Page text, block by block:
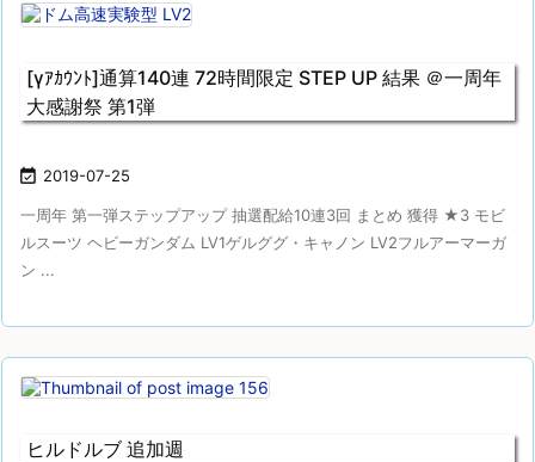
[γｱｶｳﾝﾄ]通算140連 72時間限定 STEP UP 結果 ＠一周年
大感謝祭 第1弾
 2019-07-25
一周年 第一弾ステップアップ 抽選配給10連3回 まとめ 獲得 ★3 モビ
ルスーツ ヘビーガンダム LV1ゲルググ・キャノン LV2フルアーマーガ
ン ...
ヒルドルブ 追加週